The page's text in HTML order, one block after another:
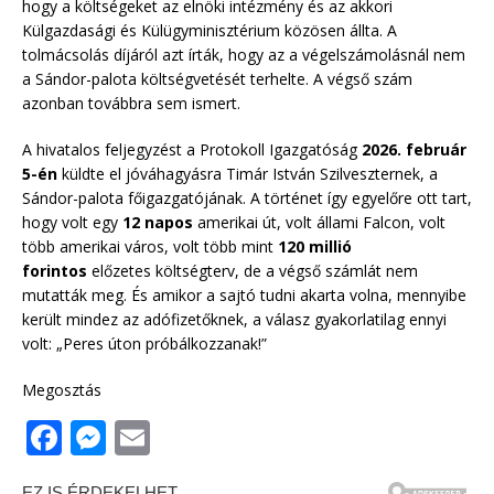
hogy a költségeket az elnöki intézmény és az akkori
Külgazdasági és Külügyminisztérium közösen állta. A
tolmácsolás díjáról azt írták, hogy az a végelszámolásnál nem
a Sándor-palota költségvetését terhelte. A végső szám
azonban továbbra sem ismert.
A hivatalos feljegyzést a Protokoll Igazgatóság 2026. február
5-én küldte el jóváhagyásra Timár István Szilveszternek, a
Sándor-palota főigazgatójának. A történet így egyelőre ott tart,
hogy volt egy 12 napos amerikai út, volt állami Falcon, volt
több amerikai város, volt több mint 120 millió
forintos előzetes költségterv, de a végső számlát nem
mutatták meg. És amikor a sajtó tudni akarta volna, mennyibe
került mindez az adófizetőknek, a válasz gyakorlatilag ennyi
volt: „Peres úton próbálkozzanak!”
Megosztás
F
a
M